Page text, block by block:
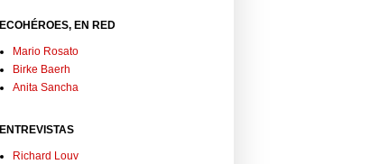
ECOHÉROES, EN RED
Mario Rosato
Birke Baerh
Anita Sancha
ENTREVISTAS
Richard Louv